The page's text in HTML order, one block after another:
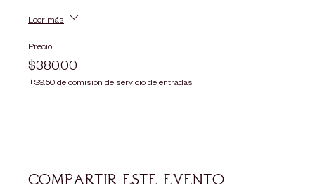
Leer más
Precio
$380.00
+$9.50 de comisión de servicio de entradas
Compartir este evento